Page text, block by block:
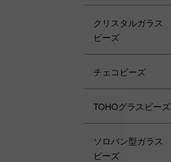
クリスタルガラス
ビーズ
チェコビーズ
TOHOグラスビーズ
ソロバン型ガラス
ビーズ